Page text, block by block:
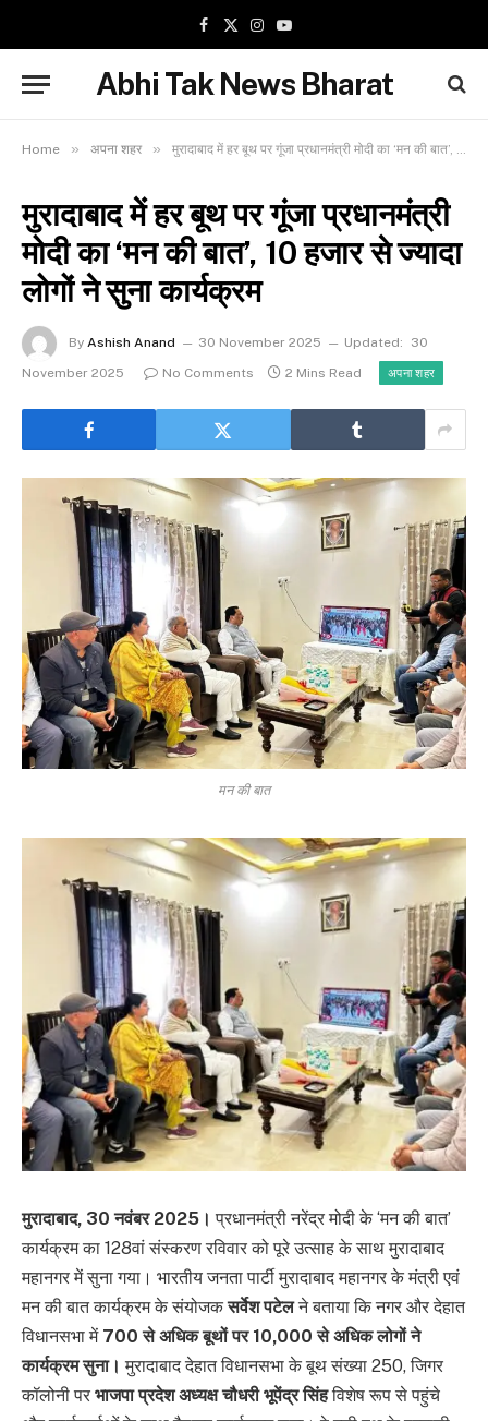
Facebook
X
Instagram
YouTube
Abhi Tak News Bharat
Home » अपना शहर » मुरादाबाद में हर बूथ पर गूंजा प्रधानमंत्री मोदी का ‘मन की बात’, 10 हजार से ज्यादा लोगों ने सुना कार्यक्रम
मुरादाबाद में हर बूथ पर गूंजा प्रधानमंत्री
मोदी का ‘मन की बात’, 10 हजार से ज्यादा
लोगों ने सुना कार्यक्रम
By Ashish Anand 30 November 2025 Updated:
30
November 2025
No Comments 2 Mins Read अपना शहर
मन की बात
मुरादाबाद, 30 नवंबर 2025। प्रधानमंत्री नरेंद्र मोदी के ‘मन की बात’
कार्यक्रम का 128वां संस्करण रविवार को पूरे उत्साह के साथ मुरादाबाद
महानगर में सुना गया। भारतीय जनता पार्टी मुरादाबाद महानगर के मंत्री एवं
मन की बात कार्यक्रम के संयोजकसर्वेश पटेलने बताया कि नगर और देहात
विधानसभा में 700 से अधिक बूथों पर 10,000 से अधिक लोगों ने
कार्यक्रम सुना। मुरादाबाद देहात विधानसभा के बूथ संख्या 250, जिगर
कॉलोनी पर भाजपा प्रदेश अध्यक्ष चौधरी भूपेंद्र सिंहविशेष रूप से पहुंचे